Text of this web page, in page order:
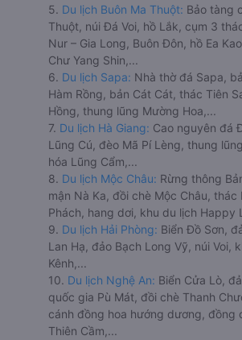
5. Du lịch Buôn Ma Thuột: Bảo tàng
Thuột, núi Đá Voi, hồ Lắk, cụm 3
Nur – Gia Long, Buôn Đôn, hồ Ea
Chư Yang Shin,...
6. Du lịch Sapa: Nhà thờ đá Sapa,
Hàm Rồng, bản Cát Cát, thác Tiên
Hồng, thung lũng Mường Hoa,...
7. Du lịch Hà Giang: Cao nguyên đá
Lũng Cú, đèo Mã Pí Lèng, thung
hóa Lũng Cẩm,...
8. Du lịch Mộc Châu: Rừng thông
mận Nà Ka, đồi chè Mộc Châu, thác
Phách, hang dơi, khu du lịch Happy
9. Du lịch Hải Phòng: Biển Đồ Sơn,
Lan Hạ, đảo Bạch Long Vỹ, núi Voi,
Kênh,...
10. Du lịch Nghệ An: Biển Cửa Lò,
quốc gia Pù Mát, đồi chè Thanh
cánh đồng hoa hướng dương, đồng
Thiên Cầm,...